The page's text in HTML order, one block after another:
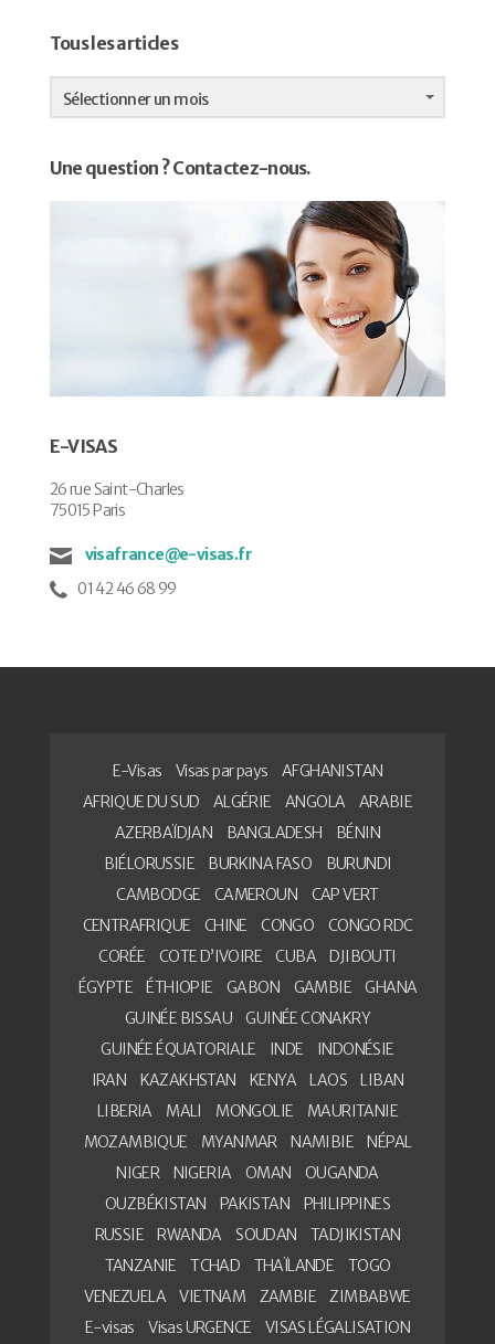
Tous les articles
Tous
les
articles
Sélectionner un mois
Une question ? Contactez-nous.
E-VISAS
26 rue Saint-Charles
75015 Paris
visafrance@e-visas.fr
01 42 46 68 99
E-Visas Visas par pays
AFGHANISTAN
AFRIQUE DU SUD
ALGÉRIE ANGOLA
ARABIE
AZERBAÏDJAN
BANGLADESH
BÉNIN
BIÉLORUSSIE
BURKINA FASO
BURUNDI
CAMBODGE
CAMEROUN
CAP VERT
CENTRAFRIQUE
CHINE CONGO
CONGO RDC
CORÉE
COTE D’IVOIRE CUBA
DJIBOUTI
ÉGYPTE
ÉTHIOPIE GABON GAMBIE
GHANA
GUINÉE BISSAU
GUINÉE CONAKRY
GUINÉE ÉQUATORIALE
INDE
INDONÉSIE
IRAN
KAZAKHSTAN KENYA LAOS
LIBAN
LIBERIA
MALI MONGOLIE
MAURITANIE
MOZAMBIQUE
MYANMAR NAMIBIE
NÉPAL
NIGER
NIGERIA OMAN
OUGANDA
OUZBÉKISTAN
PAKISTAN
PHILIPPINES
RUSSIE
RWANDA SOUDAN
TADJIKISTAN
TANZANIE
TCHAD THAÏLANDE
TOGO
VENEZUELA
VIETNAM ZAMBIE
ZIMBABWE
E-visas
Visas URGENCE
VISAS LÉGALISATION